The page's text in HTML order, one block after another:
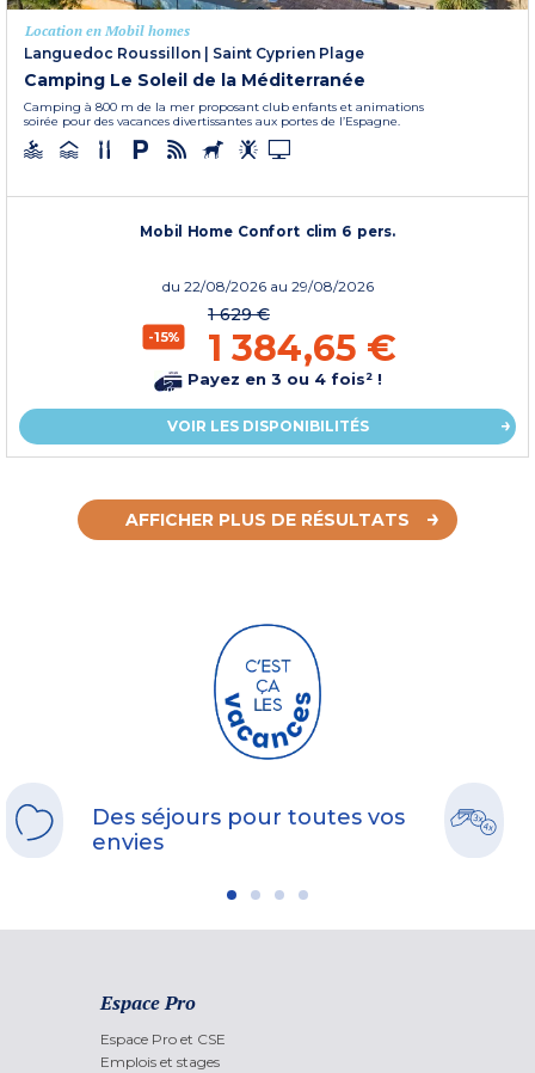
Location en Mobil homes
Languedoc Roussillon | Saint Cyprien Plage
Camping Le Soleil de la Méditerranée
Camping à 800 m de la mer proposant club enfants et animations
soirée pour des vacances divertissantes aux portes de l’Espagne.
Mobil Home Confort clim 6 pers.
du 22/08/2026 au 29/08/2026
-15%
1 629 €
1 384,65 €
Payez en 3 ou 4 fois² !
VOIR LES DISPONIBILITÉS
AFFICHER PLUS DE RÉSULTATS
Des séjours pour toutes vos
envies
Espace Pro
Espace Pro et CSE
Emplois et stages